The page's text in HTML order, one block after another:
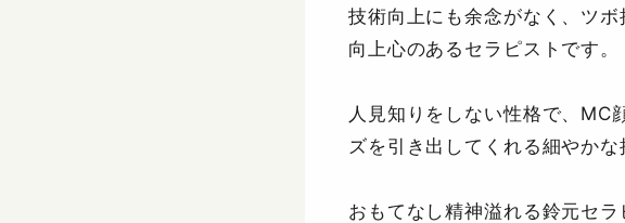
技術向上にも余念がなく、ツ
向上心のあるセラピストです。
人見知りをしない性格で、MC
ズを引き出してくれる細やか
おもてなし精神溢れる鈴元セ